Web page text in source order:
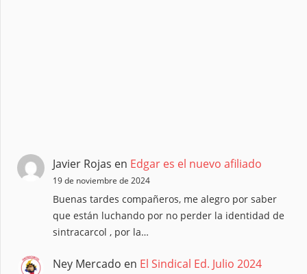
Javier Rojas en Edgar es el nuevo afiliado
19 de noviembre de 2024
Buenas tardes compañeros, me alegro por saber
que están luchando por no perder la identidad de
sintracarcol , por la…
Ney Mercado en El Sindical Ed. Julio 2024